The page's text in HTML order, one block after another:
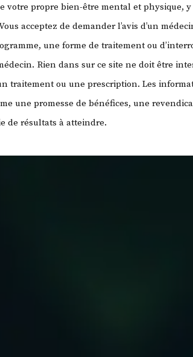
votre propre bien-être mental et physique, y
acceptez de demander l’avis d’un
une forme de traitement ou
Rien dans sur ce site ne doit être
traitement ou une prescription. Les
une promesse de bénéfices, une
de résultats à atteindre.